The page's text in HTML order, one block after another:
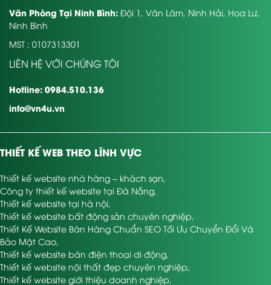
Văn Phòng Tại Ninh Bình: Đội 1, Văn Lâm, Ninh Hải, Hoa Lư,
Ninh Bình
MST : 0107313301
LIÊN HỆ VỚI CHÚNG TÔI
Hotline: 0984.510.136
info@vn4u.vn
THIẾT KẾ WEB THEO LĨNH VỰC
Thiết kế website nhà hàng – khách sạn,
Công ty thiết kế website tại Đà Nẵng,
Thiết kế website tại hà nội,
Thiết kế website bất động sản chuyên nghiệp,
Thiết Kế Website Bán Hàng Chuẩn SEO Tối Ưu Chuyển Đổi Và
Bảo Mật Cao,
Thiết kế website bán điện thoại di động,
Thiết kế website nội thất đẹp chuyên nghiệp,
Thiết kế website giới thiệu doanh nghiệp,